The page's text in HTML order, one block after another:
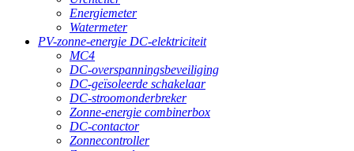
Energiemeter
Watermeter
PV-zonne-energie DC-elektriciteit
MC4
DC-overspanningsbeveiliging
DC-geïsoleerde schakelaar
DC-stroomonderbreker
Zonne-energie combinerbox
DC-contactor
Zonnecontroller